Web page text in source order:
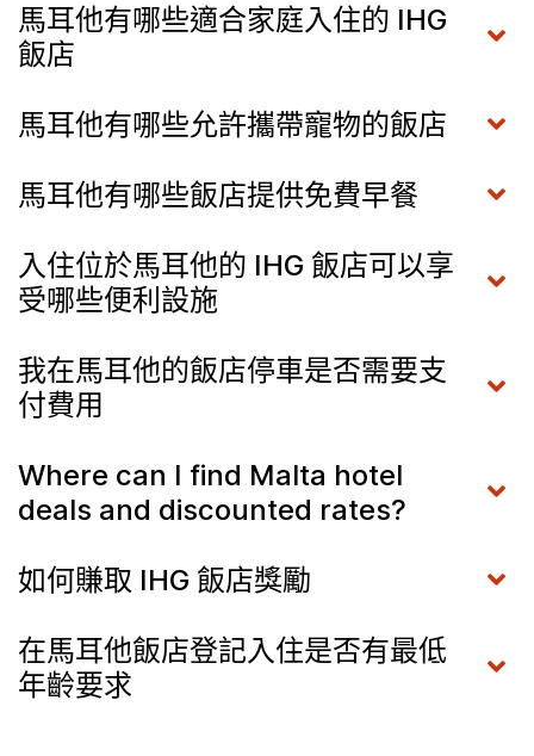
馬耳他有哪些適合家庭入住的 IHG
飯店
馬耳他有哪些允許攜帶寵物的飯店
馬耳他有哪些飯店提供免費早餐
入住位於馬耳他的 IHG 飯店可以享
受哪些便利設施
我在馬耳他的飯店停車是否需要支
付費用
Where can I find Malta hotel
deals and discounted rates?
如何賺取 IHG 飯店獎勵
在馬耳他飯店登記入住是否有最低
年齡要求